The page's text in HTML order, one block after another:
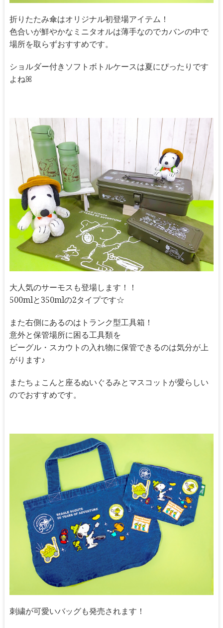
折りたたみ傘はオリジナル初登場アイテム！
色合いが鮮やかなミニタオルは薄手なのでカバンの中で
場所を取らずおすすめです。
ショルダー付きソフトボトルケースは夏にぴったりです
よねꕤ
大人気のサーモスも登場します！！
500mlと350mlの2タイプです☆
また右側にあるのはトランク型工具箱！
意外と保管場所に困る工具類を
ビーグル・スカウトの入れ物に保管できるのは気分が上
がります♪
またちょこんと座るぬいぐるみとマスコットが愛らしい
のでおすすめです。
刺繍が可愛いバッグも発売されます！